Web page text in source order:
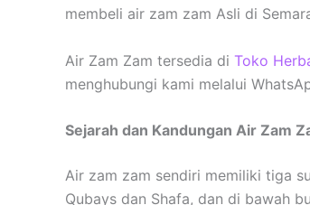
membeli air zam zam Asli di
Air Zam Zam tersedia di Toko
menghubungi kami melalui
Sejarah dan Kandungan Air Zam
Air zam zam sendiri memiliki tiga
Qubays dan Shafa, dan di bawah